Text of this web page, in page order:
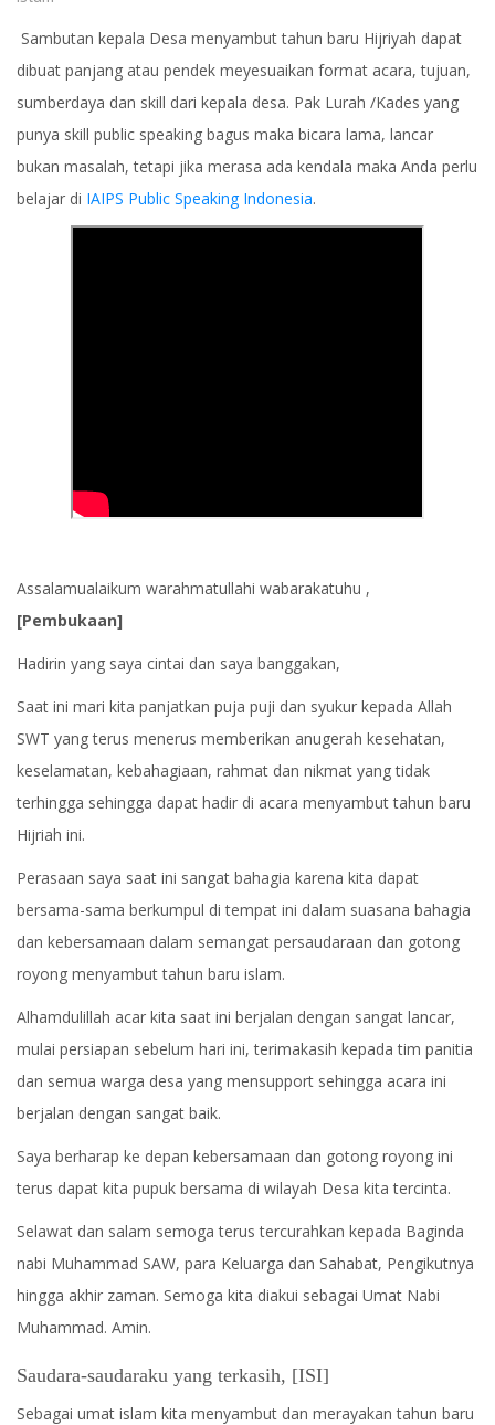
Sambutan kepala Desa menyambut tahun baru Hijriyah dapat
dibuat panjang atau pendek meyesuaikan format acara, tujuan,
sumberdaya dan skill dari kepala desa. Pak Lurah /Kades yang
punya skill public speaking bagus maka bicara lama, lancar
bukan masalah, tetapi jika merasa ada kendala maka Anda perlu
belajar di IAIPS Public Speaking Indonesia.
Assalamualaikum warahmatullahi wabarakatuhu ,
[Pembukaan]
Hadirin yang saya cintai dan saya banggakan,
Saat ini mari kita panjatkan puja puji dan syukur kepada Allah
SWT yang terus menerus memberikan anugerah kesehatan,
keselamatan, kebahagiaan, rahmat dan nikmat yang tidak
terhingga sehingga dapat hadir di acara menyambut tahun baru
Hijriah ini.
Perasaan saya saat ini sangat bahagia karena kita dapat
bersama-sama berkumpul di tempat ini dalam suasana bahagia
dan kebersamaan dalam semangat persaudaraan dan gotong
royong menyambut tahun baru islam.
Alhamdulillah acar kita saat ini berjalan dengan sangat lancar,
mulai persiapan sebelum hari ini, terimakasih kepada tim panitia
dan semua warga desa yang mensupport sehingga acara ini
berjalan dengan sangat baik.
Saya berharap ke depan kebersamaan dan gotong royong ini
terus dapat kita pupuk bersama di wilayah Desa kita tercinta.
Selawat dan salam semoga terus tercurahkan kepada Baginda
nabi Muhammad SAW, para Keluarga dan Sahabat, Pengikutnya
hingga akhir zaman. Semoga kita diakui sebagai Umat Nabi
Muhammad. Amin.
Saudara-saudaraku yang terkasih, [ISI]
Sebagai umat islam kita menyambut dan merayakan tahun baru